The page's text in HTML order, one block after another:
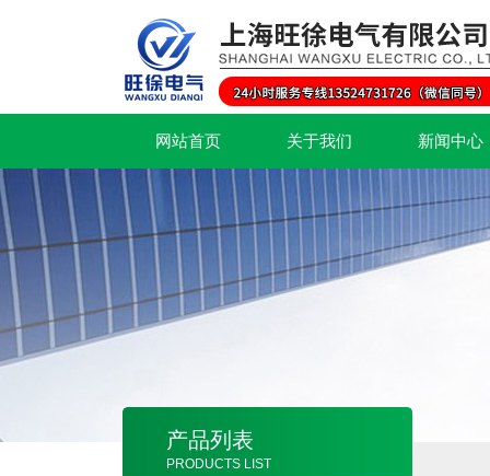
网站首页 关于我们 新闻中心
产品列表
PRODUCTS LIST